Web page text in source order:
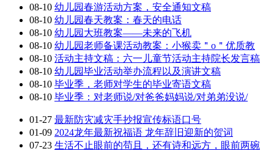
08-10 幼儿园春游活动方案，安全通知文稿
08-10 幼儿园春天教案：春天的电话
08-10 幼儿园大班教案——未来的飞机
08-10 幼儿园老师备课活动教案：小猴卖＂o＂优质教
08-10 活动主持文稿：六一儿童节活动主持院长发言稿
08-10 幼儿园毕业活动举办流程以及演讲文稿
08-10 毕业季，老师对学生的毕业寄语文稿
08-10 毕业季：对老师说/对爸爸妈妈说/对弟弟没说/
01-27 最新防灾减灾手抄报宣传标语口号
01-09 2024龙年最新祝福语 龙年辞旧迎新的贺词
07-23 生活不止眼前的苟且，还有诗和远方，眼前两碗